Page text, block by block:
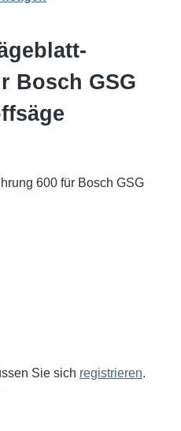
Bosch GSG
Sie sich registrieren.